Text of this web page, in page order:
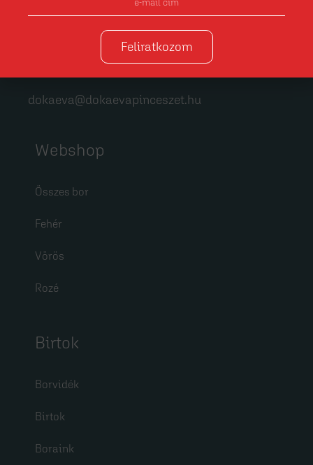
Zalaszentgrót, Gyár u. 22.
dokaeva@dokaevapinceszet.hu
Webshop
Összes bor
Fehér
Vörös
Rozé
Birtok
Borvidék
Birtok
Boraink
Feliratkozom